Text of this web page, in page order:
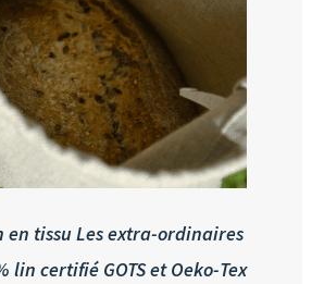
en tissu Les extra-ordinaires
lin certifié GOTS et Oeko-Tex